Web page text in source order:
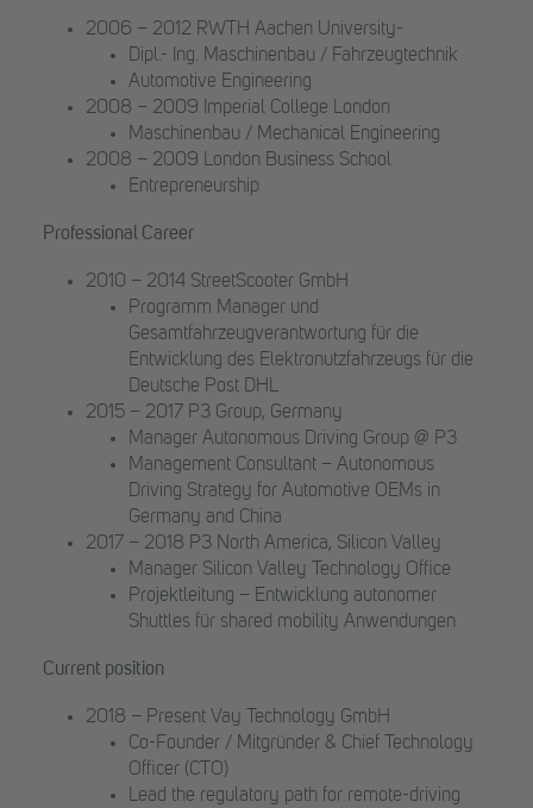
2006 – 2012 RWTH Aachen University-
Dipl.- Ing. Maschinenbau / Fahrzeugtechnik
Automotive Engineering
2008 – 2009 Imperial College London
Maschinenbau / Mechanical Engineering
2008 – 2009 London Business School
Entrepreneurship
Professional Career
2010 – 2014 StreetScooter GmbH
Programm Manager und
Gesamtfahrzeugverantwortung für die
Entwicklung des Elektronutzfahrzeugs für die
Deutsche Post DHL
2015 – 2017 P3 Group, Germany
Manager Autonomous Driving Group @ P3
Management Consultant – Autonomous
Driving Strategy for Automotive OEMs in
Germany and China
2017 – 2018 P3 North America, Silicon Valley
Manager Silicon Valley Technology Office
Projektleitung – Entwicklung autonomer
Shuttles für shared mobility Anwendungen
Current position
2018 – Present Vay Technology GmbH
Co-Founder / Mitgründer & Chief Technology
Officer (CTO)
Lead the regulatory path for remote-driving